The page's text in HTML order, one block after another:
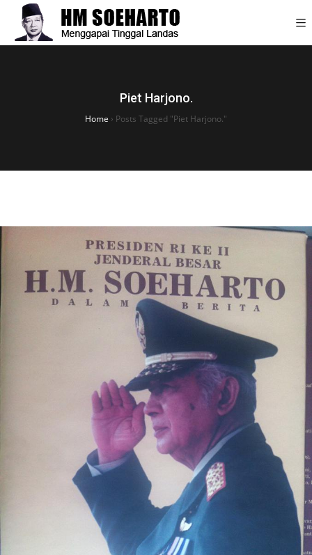
Piet Harjono.
Home › Posts Tagged "Piet Harjono."